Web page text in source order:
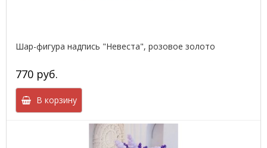
Шар-фигура надпись "Невеста", розовое золото
770 руб.
В корзину